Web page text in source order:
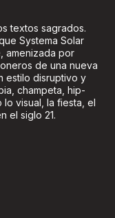
textos sagrados.
Systema Solar
amenizada por
de una nueva
estilo disruptivo y
champeta, hip-
visual, la fiesta, el
el siglo 21.